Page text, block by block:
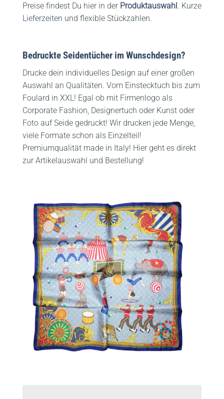
Preise findest Du hier in der Produktauswahl. Kurze
Lieferzeiten und flexible Stückzahlen.
Bedruckte Seidentücher im Wunschdesign?
Drucke dein individuelles Design auf einer großen
Auswahl an Qualitäten. Vom Einstecktuch bis zum
Foulard in XXL! Egal ob mit Firmenlogo als
Corporate Fashion, Designertuch oder Kunst oder
Foto auf Seide gedruckt! Wir drucken jede Menge,
viele Formate schon als Einzelteil!
Premiumqualität made in Italy! Hier geht es direkt
zur Artikelauswahl und Bestellung!